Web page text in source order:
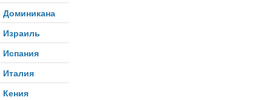
Доминикана
Израиль
Испания
Италия
Кения